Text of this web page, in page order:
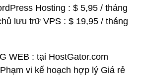
Hosting : $ 5,95 / tháng
lưu trữ VPS : $ 19,95 / tháng
WEB : tại HostGator.com
vi kế hoạch hợp lý Giá rẻ